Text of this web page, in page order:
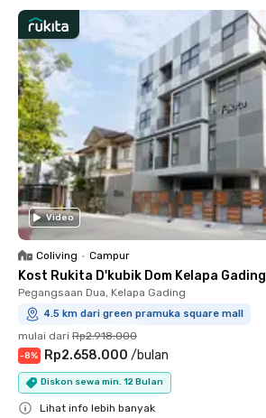
Video
Coliving • Campur
Kost Rukita D'kubik Dom Kelapa Gading
Pegangsaan Dua, Kelapa Gading
4.5 km dari green pramuka square mall
mulai dari Rp2.918.000
-8% Rp2.658.000 /bulan
Diskon sewa min. 12 Bulan
Lihat info lebih banyak